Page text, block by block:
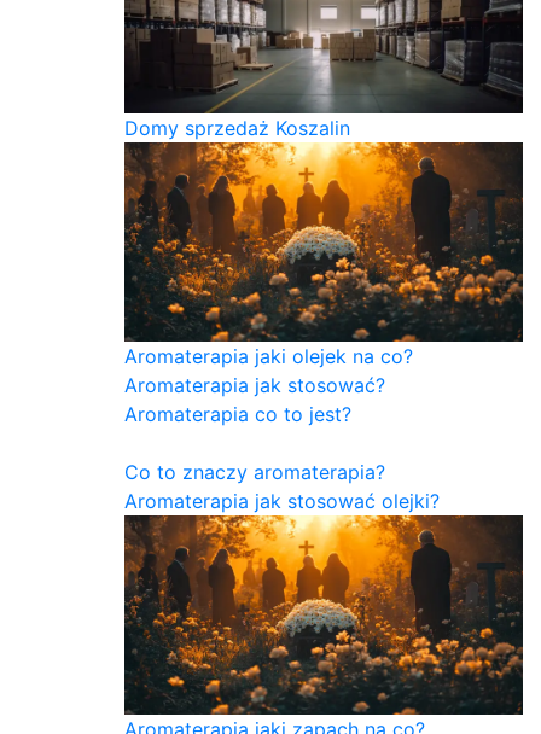
Domy sprzedaż Koszalin
Aromaterapia jaki olejek na co?
Aromaterapia jak stosować?
Aromaterapia co to jest?
Co to znaczy aromaterapia?
Aromaterapia jak stosować olejki?